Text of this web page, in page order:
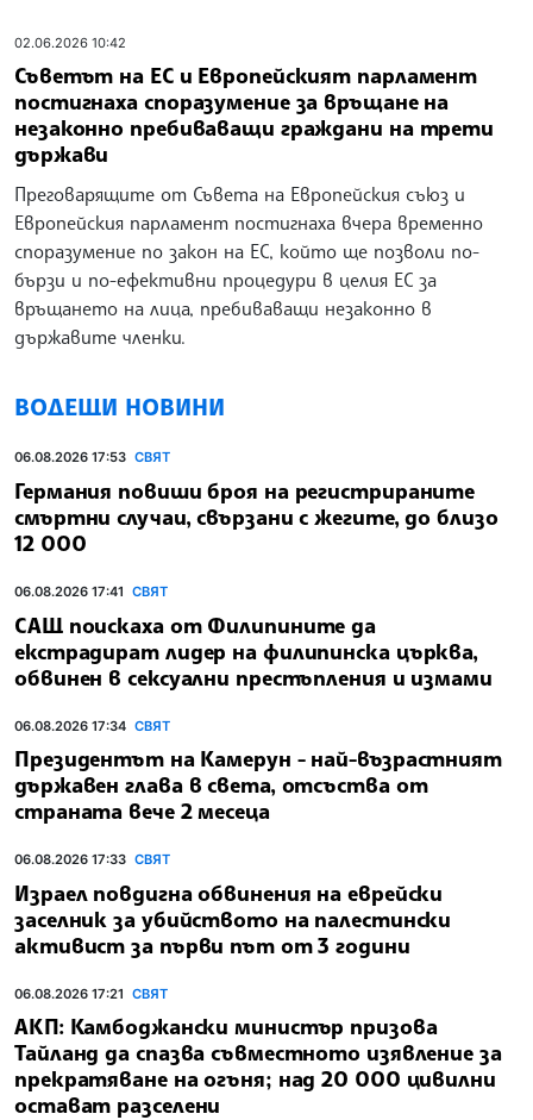
02.06.2026 10:42
Съветът на ЕС и Европейският парламент
постигнаха споразумение за връщане на
незаконно пребиваващи граждани на трети
държави
Преговарящите от Съвета на Европейския съюз и
Европейския парламент постигнаха вчера временно
споразумение по закон на ЕС, който ще позволи по-
бързи и по-ефективни процедури в целия ЕС за
връщането на лица, пребиваващи незаконно в
държавите членки.
ВОДЕЩИ НОВИНИ
06.08.2026 17:53 СВЯТ
Германия повиши броя на регистрираните
смъртни случаи, свързани с жегите, до близо
12 000
06.08.2026 17:41 СВЯТ
САЩ поискаха от Филипините да
екстрадират лидер на филипинска църква,
обвинен в сексуални престъпления и измами
06.08.2026 17:34 СВЯТ
Президентът на Камерун - най-възрастният
държавен глава в света, отсъства от
страната вече 2 месеца
06.08.2026 17:33 СВЯТ
Израел повдигна обвинения на еврейски
заселник за убийството на палестински
активист за първи път от 3 години
06.08.2026 17:21 СВЯТ
АКП: Камбоджански министър призова
Тайланд да спазва съвместното изявление за
прекратяване на огъня; над 20 000 цивилни
остават разселени